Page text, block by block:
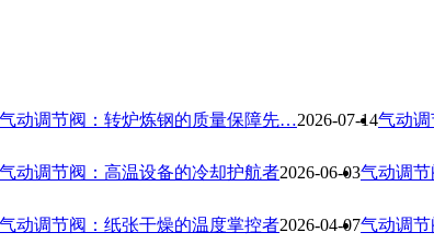
2026-07-14
气动调节阀：转炉炼钢的质量保障先… 气动
2026-06-03
气动调节阀：高温设备的冷却护航者 气动调
2026-04-07
气动调节阀：纸张干燥的温度掌控者 气动调